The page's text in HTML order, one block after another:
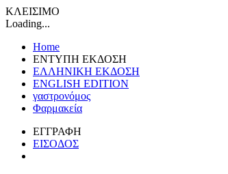
ΚΛΕΙΣΙΜΟ
Loading...
Home
ΕΝΤΥΠΗ ΕΚΔΟΣΗ
ΕΛΛΗΝΙΚΗ ΕΚΔΟΣΗ
ENGLISH EDITION
γαστρονόμος
Φαρμακεία
ΕΓΓΡΑΦΗ
ΕΙΣΟΔΟΣ